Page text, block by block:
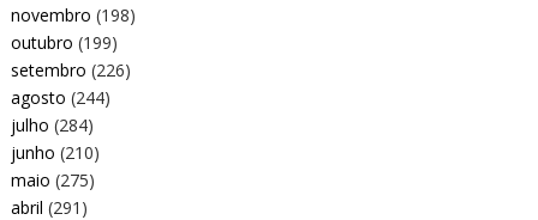
novembro (198)
outubro (199)
setembro (226)
agosto (244)
julho (284)
junho (210)
maio (275)
abril (291)